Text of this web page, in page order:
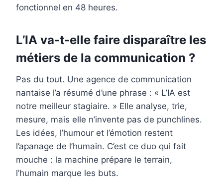
fonctionnel en 48 heures.
L’IA va-t-elle faire disparaître les
métiers de la communication ?
Pas du tout. Une agence de communication
nantaise l’a résumé d’une phrase : « L’IA est
notre meilleur stagiaire. » Elle analyse, trie,
mesure, mais elle n’invente pas de punchlines.
Les idées, l’humour et l’émotion restent
l’apanage de l’humain. C’est ce duo qui fait
mouche : la machine prépare le terrain,
l’humain marque les buts.